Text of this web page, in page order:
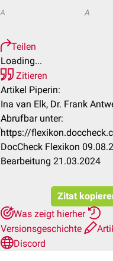
A A
Teilen
Loading...
Zitieren
Artikel Piperin:
Ina van Elk, Dr. Frank
Abrufbar unter:
https://
DocCheck Flexikon
Bearbeitung 21.03.2024
Zitat
Was zeigt hierher
Versionsgeschichte
Discord